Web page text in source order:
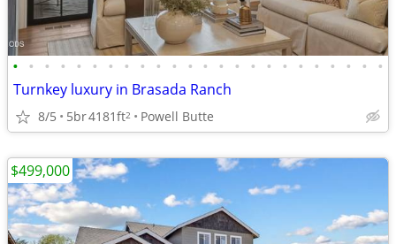
• • • • • • • • • • • • • • • • • • • • • • • •
Turnkey luxury in Brasada Ranch
8/5 5br4181ft2 Powell Butte
$499,000